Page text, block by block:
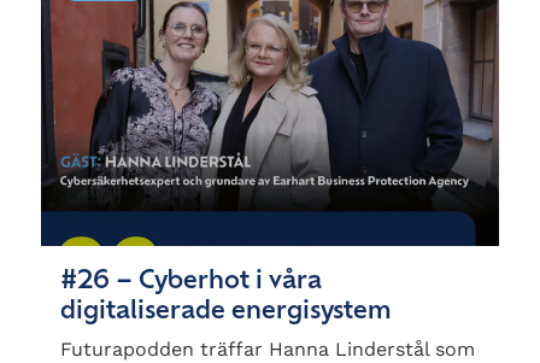
#26 – Cyberhot i våra
digitaliserade energisystem
Futurapodden träffar Hanna Linderstål som